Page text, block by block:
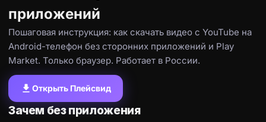
приложений
Пошаговая инструкция: как скачать видео с YouTube на
Android-телефон без сторонних приложений и Play
Market. Только браузер. Работает в России.
download Открыть Плейсвид
Зачем без приложения